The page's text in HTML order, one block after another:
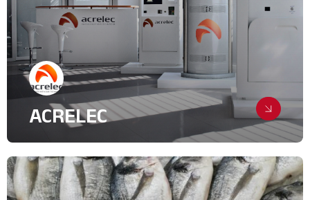
ACRELEC
Une ETI qui invente le magasin du
Relations Presse